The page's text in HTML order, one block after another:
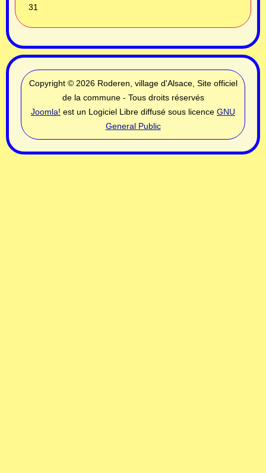
31
Copyright © 2026 Roderen, village d'Alsace, Site officiel
de la commune - Tous droits réservés
Joomla! est un Logiciel Libre diffusé sous licence GNU
General Public